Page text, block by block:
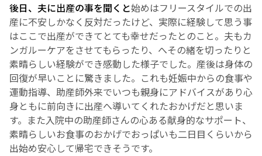
後日、夫に出産の事を聞くと始めはフリースタイルでの出
産に不安しかなく反対だったけど、実際に経験して思う事
はここで出産ができてとても幸せだったとのこと。夫もカ
ンガルーケアをさせてもらったり、へその緒を切ったりと
素晴らしい経験ができ感動した様子でした。産後は身体の
回復が早いことに驚きました。これも妊娠中からの食事や
運動指導、助産師外来でいつも親身にアドバイスがあり心
身ともに前向きに出産へ導いてくれたおかげだと思いま
す。また入院中の助産師さんの心ある献身的なサポート、
素晴らしいお食事のおかげでおっぱいも二日目くらいから
出始め安心して帰宅できそうです。